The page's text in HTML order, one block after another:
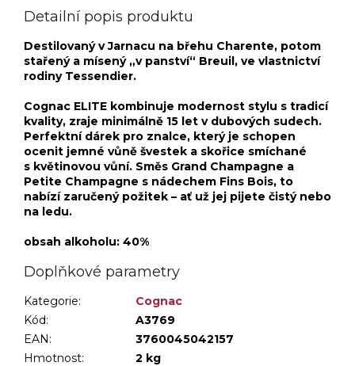
Detailní popis produktu
Destilovaný v Jarnacu na břehu Charente, potom
stařený a mísený „v panství“ Breuil, ve vlastnictví
rodiny Tessendier.
Cognac ELITE kombinuje modernost stylu s tradicí
kvality, zraje minimálně 15 let v dubových sudech.
Perfektní dárek pro znalce, který je schopen
ocenit jemné vůně švestek a skořice smíchané
s květinovou vůní. Směs Grand Champagne a
Petite Champagne s nádechem Fins Bois, to
nabízí zaručený požitek – ať už jej pijete čistý nebo
na ledu.
obsah alkoholu: 40%
Doplňkové parametry
Kategorie:
Cognac
Kód:
A3769
EAN:
3760045042157
Hmotnost:
2 kg